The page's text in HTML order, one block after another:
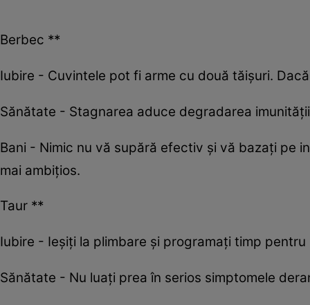
Berbec **
Iubire - Cuvintele pot fi arme cu două tăișuri.
Sănătate - Stagnarea aduce degradarea
Bani - Nimic nu vă supără efectiv și vă bazați pe
mai ambițios.
Taur **
Iubire - Ieșiți la plimbare și programați timp
Sănătate - Nu luați prea în serios simptomele